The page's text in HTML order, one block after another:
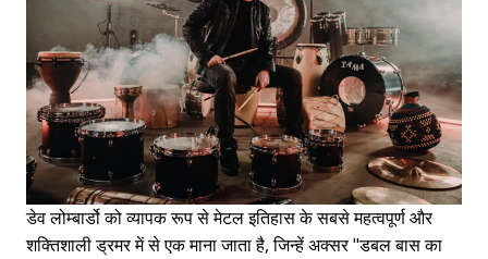
डेव लोम्बार्डो को व्यापक रूप से मेटल इतिहास के सबसे महत्वपूर्ण और
शक्तिशाली ड्रमर में से एक माना जाता है, जिन्हें अक्सर "डबल बास का